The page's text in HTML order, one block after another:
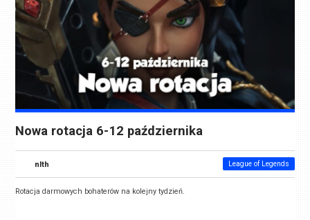
Nowa rotacja 6-12 października
nlth League of Legends
Rotacja darmowych bohaterów na kolejny tydzień.